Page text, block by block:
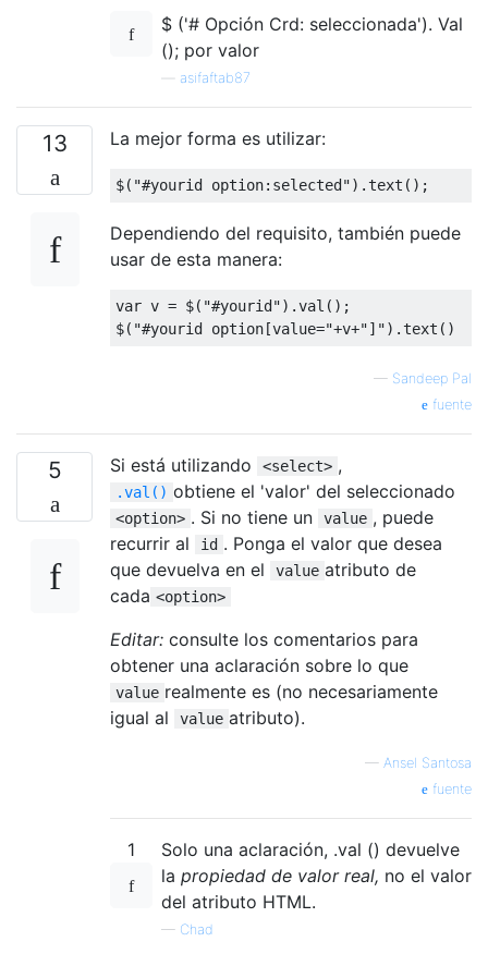
$ ('# Opción Crd: seleccionada'). Val
(); por valor
asifaftab87
13 La mejor forma es utilizar:
$( "#yourid option:selected").text ();
Dependiendo del requisito, también puede
usar de esta manera:
var v = $( "#yourid").val ();
$( "#yourid option[value="+v+"]").text ()
— Sandeep Pal
fuente
5 Si está utilizando <select> ,
.val() obtiene el 'valor' del seleccionado
<option> . Si no tiene un value , puede
recurrir al
id . Ponga el valor que desea
que devuelva en el
value atributo de
cada <option>
Editar: consulte los comentarios para
obtener una aclaración sobre lo que
value realmente es (no necesariamente
igual al
value atributo).
— Ansel Santosa
fuente
1
Solo una aclaración, .val () devuelve
la propiedad de valor real, no el valor
del atributo HTML.
— Chad